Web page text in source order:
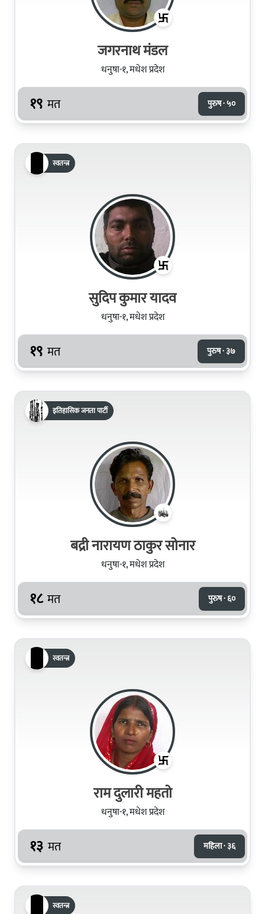
जगरनाथ मंडल
धनुषा-१, मधेश प्रदेश
१९ मत पुरुष · ५०
स्वतन्त्र
सुदिप कुमार यादव
धनुषा-१, मधेश प्रदेश
१९ मत पुरुष · ३७
इतिहासिक जनता पार्टी
बद्री नारायण ठाकुर सोनार
धनुषा-१, मधेश प्रदेश
१८ मत पुरुष · ६०
स्वतन्त्र
राम दुलारी महतो
धनुषा-१, मधेश प्रदेश
१३ मत महिला · ३६
स्वतन्त्र